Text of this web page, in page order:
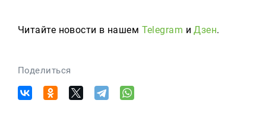
Читайте новости в нашем Telegram иДзен.
Поделиться